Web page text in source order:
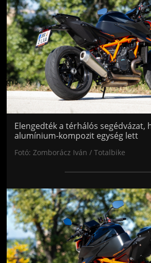
Elengedték a térhálós segédvázat,
alumínium-kompozit egység lett
Fotó: Zomborácz Iván / Totalbike
Jön még kép!